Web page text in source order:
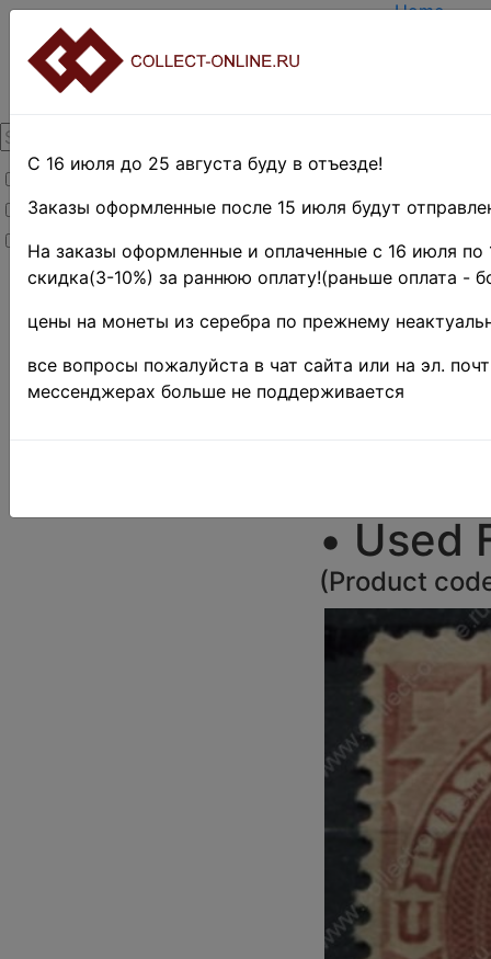
Товары со скидкой
Товары в наличии
Новинки
Home
TERMS
Home»
UNITED
STATES
Служебные
выпуски
• Used
(Product
С 16 июля до 25 августа буду в отъезде!
Заказы оформленные после 15 июля будут
На заказы оформленные и оплаченные с 16 июля по
скидка(3-10%) за раннюю оплату!(раньше оплата -
цены на монеты из серебра по прежнему
все вопросы пожалуйста в чат сайта или на эл.
мессенджерах больше не поддерживается